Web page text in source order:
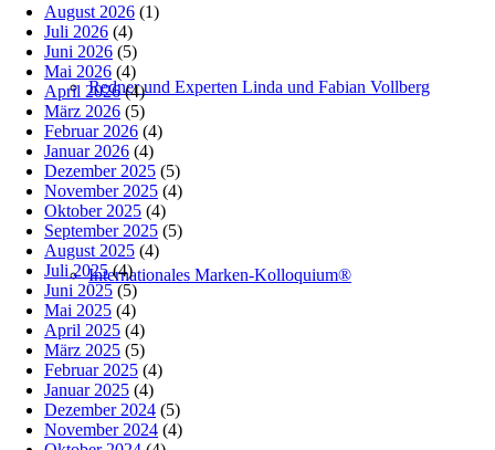
Redner und Experten Linda und Fabian Vollberg
Internationales Marken-Kolloquium®
August 2026 (1)
Juli 2026 (4)
Juni 2026 (5)
Mai 2026 (4)
April 2026(4)
März 2026 (5)
Februar 2026 (4)
Januar 2026 (4)
Dezember 2025 (5)
November 2025 (4)
Oktober 2025 (4)
September 2025 (5)
August 2025 (4)
Juli 2025(4)
Juni 2025 (5)
Mai 2025 (4)
April 2025 (4)
März 2025 (5)
Februar 2025 (4)
Januar 2025 (4)
Dezember 2024 (5)
November 2024 (4)